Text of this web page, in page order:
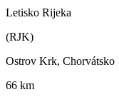
Letisko Rijeka
(RJK)
Ostrov Krk, Chorvátsko
66 km